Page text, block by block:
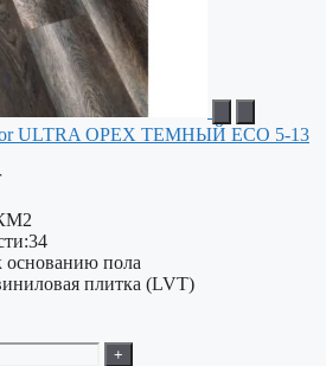
ULTRA ОРЕХ ТЕМНЫЙ ECO 5-13
34
основанию пола
плитка (LVT)
+